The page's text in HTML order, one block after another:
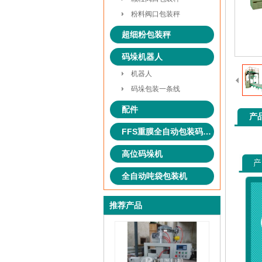
产
粉料阀口包装秤
超细粉包装秤
码垛机器人
机器人
码垛包装一条线
配件
FFS重膜全自动包装码垛系统
高位码垛机
全自动吨袋包装机
推荐产品